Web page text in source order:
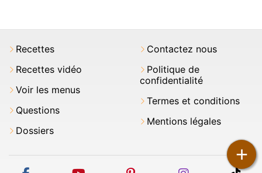
+
Recettes
Recettes vidéo
Voir les menus
Questions
Dossiers
Contactez nous
Politique de
confidentialité
Termes et conditions
Mentions légales